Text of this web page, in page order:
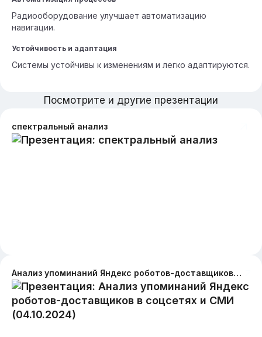
Радиооборудование улучшает автоматизацию
навигации.
Устойчивость и адаптация
Системы устойчивы к изменениям и легко адаптируются.
Посмотрите и другие презентации
спектральный анализ
Анализ упоминаний Яндекс роботов-доставщиков в соцсетях и СМИ (04.10.2024)